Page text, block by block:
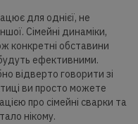
для однієї, не
Сімейні динаміки,
конкретні обставини
ефективними.
відверто говорити зі
ви просто можете
про сімейні сварки та
нікому.